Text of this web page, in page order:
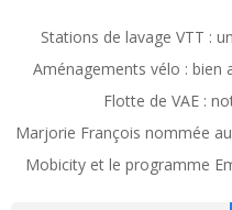
Stations de lavage VTT :
Aménagements vélo : bien
Flotte de VAE :
Marjorie François nommée au
Mobicity et le programme